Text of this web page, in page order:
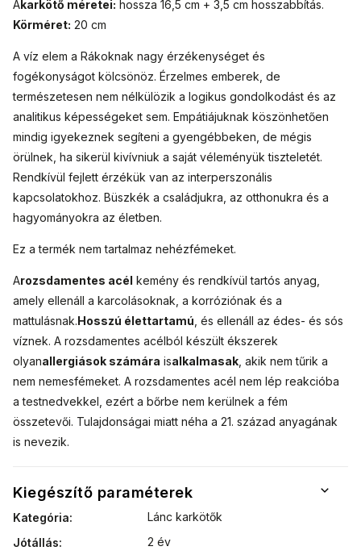
Akarkötő méretei: hossza 16,5 cm + 3,5 cm hosszabbítás.
Körméret: 20 cm
A víz elem a Rákoknak nagy érzékenységet és
fogékonyságot kölcsönöz. Érzelmes emberek, de
természetesen nem nélkülözik a logikus gondolkodást és az
analitikus képességeket sem. Empátiájuknak köszönhetően
mindig igyekeznek segíteni a gyengébbeken, de mégis
örülnek, ha sikerül kivívniuk a saját véleményük tiszteletét.
Rendkívül fejlett érzékük van az interperszonális
kapcsolatokhoz. Büszkék a családjukra, az otthonukra és a
hagyományokra az életben.
Ez a termék nem tartalmaz nehézfémeket.
Arozsdamentes acél kemény és rendkívül tartós anyag,
amely ellenáll a karcolásoknak, a korróziónak és a
mattulásnak.Hosszú élettartamú , és ellenáll az édes- és sós
víznek. A rozsdamentes acélból készült ékszerek
olyanallergiások számára isalkalmasak , akik nem tűrik a
nem nemesfémeket. A rozsdamentes acél nem lép reakcióba
a testnedvekkel, ezért a bőrbe nem kerülnek a fém
összetevői. Tulajdonságai miatt néha a 21. század anyagának
is nevezik.
Kiegészítő paraméterek
Kategória:
Lánc karkötők
Jótállás:
2 év